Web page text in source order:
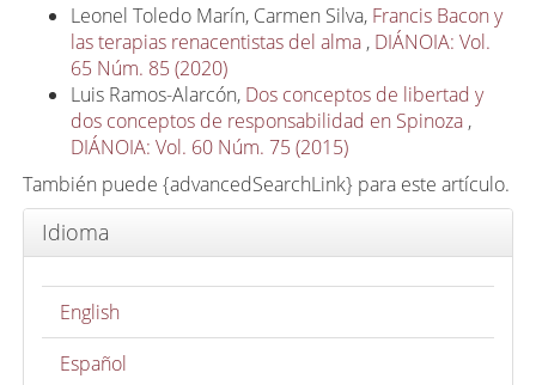
Leonel Toledo Marín, Carmen Silva, Francis Bacon y
las terapias renacentistas del alma , DIÁNOIA: Vol.
65 Núm. 85 (2020)
Luis Ramos-Alarcón, Dos conceptos de libertad y
dos conceptos de responsabilidad en Spinoza ,
DIÁNOIA: Vol. 60 Núm. 75 (2015)
También puede {advancedSearchLink} para este artículo.
Idioma
English
Español